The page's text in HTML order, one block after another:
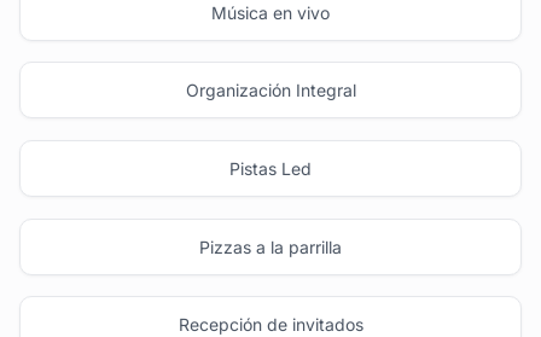
Música en vivo
Organización Integral
Pistas Led
Pizzas a la parrilla
Recepción de invitados